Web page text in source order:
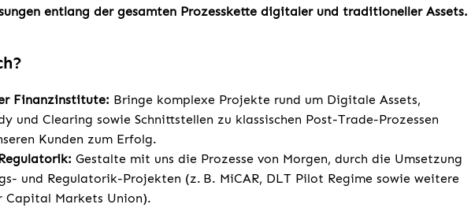
entlang der gesamten Prozesskette digitaler und traditioneller Assets.
Finanzinstitute: Bringe komplexe Projekte rund um Digitale Assets,
und Clearing sowie Schnittstellen zu klassischen Post-Trade-Prozessen
Kunden zum Erfolg.
Gestalte mit uns die Prozesse von Morgen, durch die Umsetzung
und Regulatorik-Projekten (z. B. MiCAR, DLT Pilot Regime sowie weitere
Capital Markets Union).